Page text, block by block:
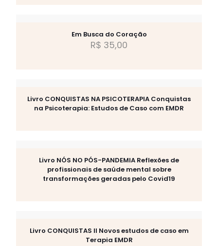
Em Busca do Coração
R$ 35,00
Livro CONQUISTAS NA PSICOTERAPIA Conquistas
na Psicoterapia: Estudos de Caso com EMDR
Livro NÓS NO PÓS-PANDEMIA Reflexões de
profissionais de saúde mental sobre
transformações geradas pelo Covid19
Livro CONQUISTAS II Novos estudos de caso em
Terapia EMDR